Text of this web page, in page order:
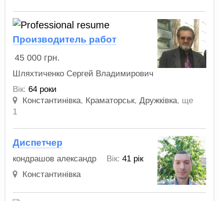
Производитель работ
45 000 грн.
Шляхтиченко Cергей Владимирович
Вік: 64 роки
Константинівка, Краматорськ, Дружківка, ще
1
Диспетчер
кондрашов александр Вік: 41 рік
Константинівка